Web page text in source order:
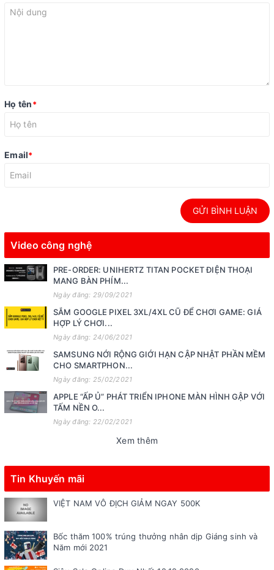
Họ tên*
Email*
GỬI BÌNH LUẬN
Video công nghệ
PRE-ORDER: UNIHERTZ TITAN POCKET ĐIỆN THOẠI
MANG BÀN PHÍM...
Ngày đăng: 29/09/2021
SẮM GOOGLE PIXEL 3XL/4XL CŨ ĐỂ CHƠI GAME: GIÁ
HỢP LÝ CHƠI...
Ngày đăng: 24/06/2021
SAMSUNG NỚI RỘNG GIỚI HẠN CẬP NHẬT PHẦN MỀM
CHO SMARTPHON...
Ngày đăng: 25/02/2021
APPLE “ẤP Ủ” PHÁT TRIỂN IPHONE MÀN HÌNH GẬP VỚI
TẤM NỀN O...
Ngày đăng: 22/02/2021
Xem thêm
Tin Khuyến mãi
VIỆT NAM VÔ ĐỊCH GIẢM NGAY 500K
Bốc thăm 100% trúng thưởng nhân dịp Giáng sinh và
Năm mới 2021